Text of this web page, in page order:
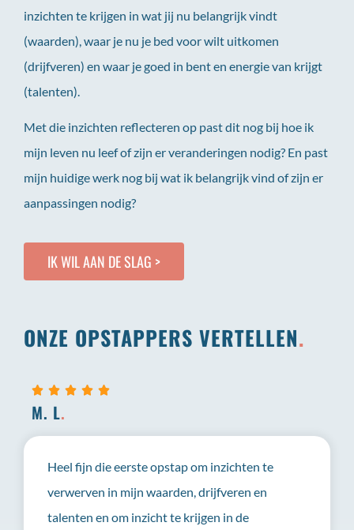
inzichten te krijgen in wat jij nu belangrijk vindt
(waarden), waar je nu je bed voor wilt uitkomen
(drijfveren) en waar je goed in bent en energie van krijgt
(talenten).
Met die inzichten reflecteren op past dit nog bij hoe ik
mijn leven nu leef of zijn er veranderingen nodig? En past
mijn huidige werk nog bij wat ik belangrijk vind of zijn er
aanpassingen nodig?
IK WIL AAN DE SLAG >
ONZE OPSTAPPERS VERTELLEN.
    
M. L.
Heel fijn die eerste opstap om inzichten te
verwerven in mijn waarden, drijfveren en
talenten en om inzicht te krijgen in de